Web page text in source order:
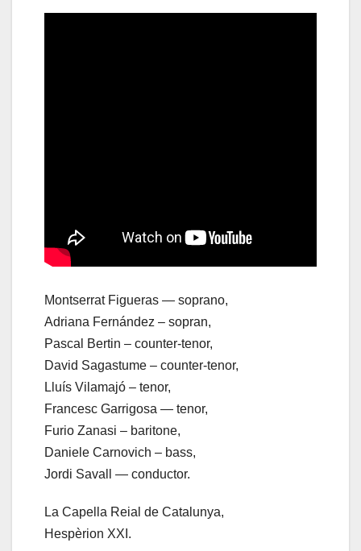
Montserrat Figueras — soprano,
Adriana Fernández – sopran,
Pascal Bertin – counter-tenor,
David Sagastume – counter-tenor,
Lluís Vilamajó – tenor,
Francesc Garrigosa — tenor,
Furio Zanasi – baritone,
Daniele Carnovich – bass,
Jordi Savall — conductor.
La Capella Reial de Catalunya,
Hespèrion XXI.